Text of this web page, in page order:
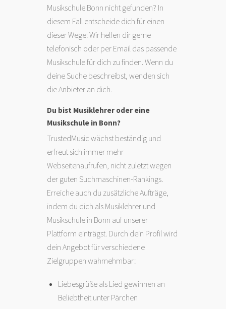
Musikschule Bonn nicht gefunden? In
diesem Fall entscheide dich für einen
dieser Wege: Wir helfen dir gerne
telefonisch oder per Email das passende
Musikschule für dich zu finden. Wenn du
deine Suche beschreibst, wenden sich
die Anbieter an dich.
Du bist Musiklehrer oder eine
Musikschule in Bonn?
TrustedMusic wächst beständig und
erfreut sich immer mehr
Webseitenaufrufen, nicht zuletzt wegen
der guten Suchmaschinen-Rankings.
Erreiche auch du zusätzliche Aufträge,
indem du dich als Musiklehrer und
Musikschule in Bonn auf unserer
Plattform einträgst. Durch dein Profil wird
dein Angebot für verschiedene
Zielgruppen wahrnehmbar:
Liebesgrüße als Lied gewinnen an
Beliebtheit unter Pärchen